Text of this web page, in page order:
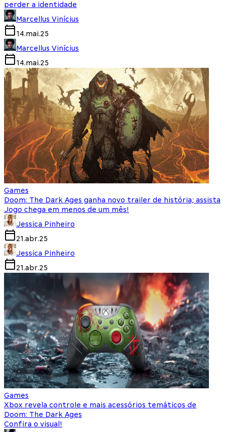
perder a identidade
Marcellus Vinícius
14.mai.25
Marcellus Vinícius
14.mai.25
Games
Doom: The Dark Ages ganha novo trailer de história; assista
Jogo chega em menos de um mês!
Jessica Pinheiro
21.abr.25
Jessica Pinheiro
21.abr.25
Games
Xbox revela controle e mais acessórios temáticos de
Doom: The Dark Ages
Confira o visual!